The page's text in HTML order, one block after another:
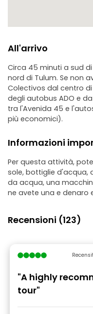
All'arrivo
Circa 45 minuti a sud
nord di Tulum. Se non
Colectivos dal centro
degli autobus ADO e
tra l'Avenida 45 e
più economici).
Informazioni
Per questa attività,
sole, bottiglie d'acqua,
da acqua, una
ne avete una e denaro
Recensioni (123)
"A highly
tour"